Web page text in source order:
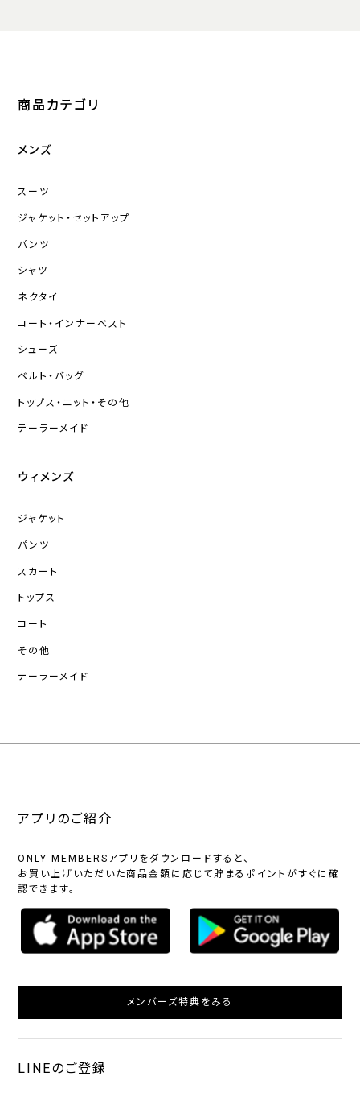
商品カテゴリ
メンズ
スーツ
ジャケット・セットアップ
パンツ
シャツ
ネクタイ
コート・インナーベスト
シューズ
ベルト・バッグ
トップス・ニット・その他
テーラーメイド
ウィメンズ
ジャケット
パンツ
スカート
トップス
コート
その他
テーラーメイド
アプリのご紹介
ONLY MEMBERSアプリをダウンロードすると、
お買い上げいただいた商品金額に応じて貯まるポイントがすぐに確
認できます。
メンバーズ特典をみる
LINEのご登録